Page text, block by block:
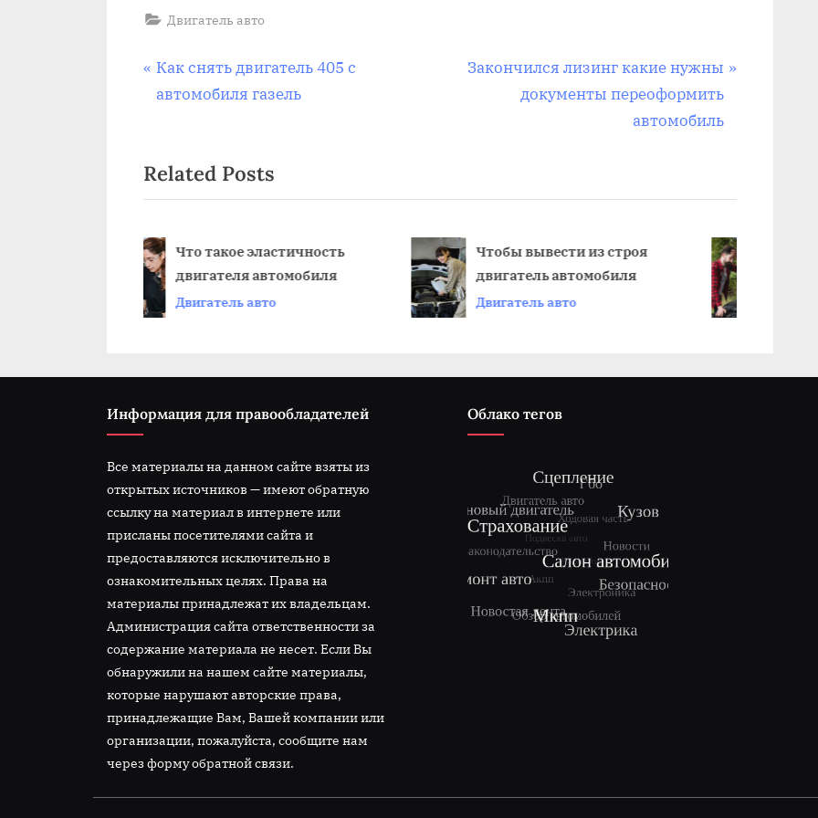
Двигатель авто
Навигация
P
r
i
o
s
P
:
Как снять двигатель 405 с
автомобиля газель
N
o
t
:
Закончился лизинг какие нужны
документы переоформить
автомобиль
Related Posts
Чтобы вывести из строя
двигатель автомобиля
Двигатель авто
Что такое заклинивание
двигателя автомобиля
Двигатель авто
prev next
Информация для правообладателей
Все материалы на данном сайте взяты из
открытых источников — имеют обратную
ссылку на материал в интернете или
присланы посетителями сайта и
предоставляются исключительно в
ознакомительных целях. Права на
материалы принадлежат их владельцам.
Администрация сайта ответственности за
содержание материала не несет. Если Вы
обнаружили на нашем сайте материалы,
которые нарушают авторские права,
принадлежащие Вам, Вашей компании или
организации, пожалуйста, сообщите нам
через форму обратной связи.
Облако тегов